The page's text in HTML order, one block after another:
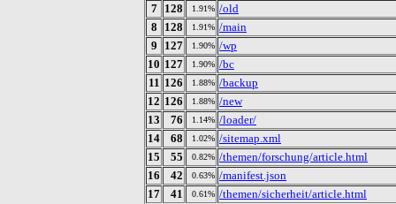
7
128 1.91% /old
8
128 1.91% /main
9
127 1.90% /wp
10 127 1.90% /bc
11 126 1.88% /backup
12 126 1.88% /new
13
76 1.14% /loader/
14
68 1.02% /sitemap.xml
15
55 0.82% /themen/forschung/article.html
16
42 0.63% /manifest.json
17
41 0.61% /themen/sicherheit/article.html